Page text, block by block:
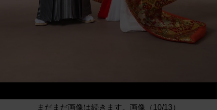
まだまだ画像は続きます。画像（10/13）